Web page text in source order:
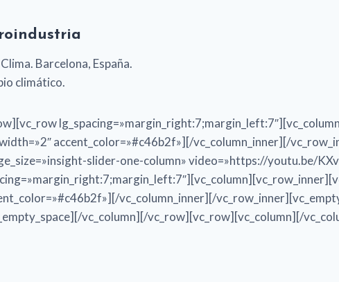
Barcelona, España.
climático.
accent_color=»#c46b2f»][/vc_column_inner][/
slider-one-column» video=»https://youtu.be/
vc_column_inner][/
vc_column][/vc_row][vc_row][vc_column][/